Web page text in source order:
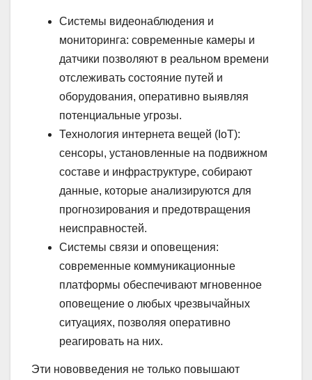
Системы видеонаблюдения и
мониторинга: современные камеры и
датчики позволяют в реальном времени
отслеживать состояние путей и
оборудования, оперативно выявляя
потенциальные угрозы.
Технология интернета вещей (IoT):
сенсоры, установленные на подвижном
составе и инфраструктуре, собирают
данные, которые анализируются для
прогнозирования и предотвращения
неисправностей.
Системы связи и оповещения:
современные коммуникационные
платформы обеспечивают мгновенное
оповещение о любых чрезвычайных
ситуациях, позволяя оперативно
реагировать на них.
Эти нововведения не только повышают